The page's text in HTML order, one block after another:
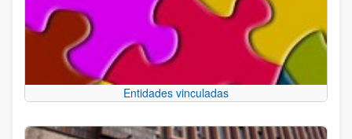
Entidades vinculadas